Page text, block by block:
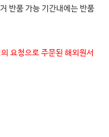
반품 가능 기간내에는 반품
요청으로 주문된 해외원서